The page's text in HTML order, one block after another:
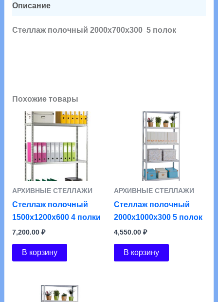
Описание
Стеллаж полочный 2000х700х300 5 полок
Похожие товары
АРХИВНЫЕ СТЕЛЛАЖИ
Стеллаж полочный
1500х1200х600 4 полки
7,200.00 ₽
В корзину
АРХИВНЫЕ СТЕЛЛАЖИ
Стеллаж полочный
2000х1000х300 5 полок
4,550.00 ₽
В корзину